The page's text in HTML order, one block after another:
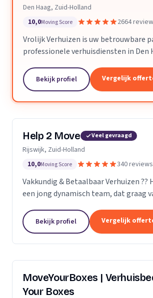
Den Haag, Zuid-Holland
10,0Moving Score 2664
Vrolijk Verhuizen is uw betrouwbare
professionele verhuisdiensten in Den
ervaring en een toegewijd team
dat uw verhuizing soepel en
Bekijk profiel Vergelijk
Help 2 Move Veel gevraagd
Rijswijk, Zuid-Holland
10,0Moving Score 340 reviews
Vakkundig & Betaalbaar Verhuizen ??
een jong dynamisch team, dat graag
Vraag naar de mogelijkheden.
Bekijk profiel Vergelijk
MoveYourBoxes |
Your Boxes